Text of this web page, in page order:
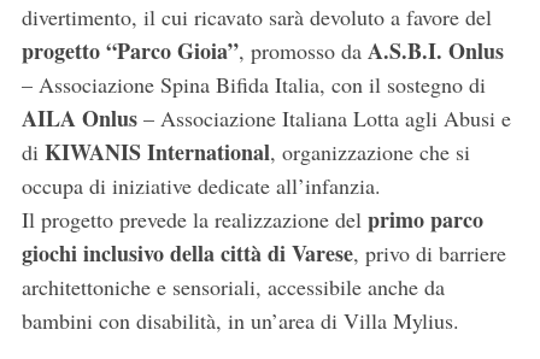
divertimento, il cui ricavato sarà devoluto a favore del
progetto “Parco Gioia”, promosso da A.S.B.I. Onlus
– Associazione Spina Bifida Italia, con il sostegno di
AILAOnlus– Associazione Italiana Lotta agli Abusi e
di KIWANIS International, organizzazione che si
occupa di iniziative dedicate all’infanzia.
Il progetto prevede la realizzazione del primo parco
giochi inclusivo dellacittà di Varese, privo di barriere
architettoniche e sensoriali, accessibile anche da
bambini con disabilità, in un’area di Villa Mylius.